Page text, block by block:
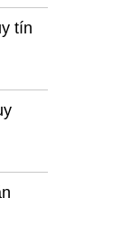
tín